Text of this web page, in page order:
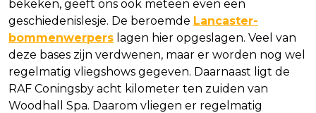
bekeken, geeft ons ook meteen even een
geschiedenislesje. De beroemde Lancaster-
bommenwerpers lagen hier opgeslagen. Veel van
deze bases zijn verdwenen, maar er worden nog wel
regelmatig vliegshows gegeven. Daarnaast ligt de
RAF Coningsby acht kilometer ten zuiden van
Woodhall Spa. Daarom vliegen er regelmatig